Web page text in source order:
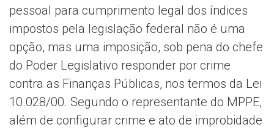
pessoal para cumprimento legal dos índices
impostos pela legislação federal não é uma
opção, mas uma imposição, sob pena do chefe
do Poder Legislativo responder por crime
contra as Finanças Públicas, nos termos da Lei
10.028/00. Segundo o representante do MPPE,
além de configurar crime e ato de improbidade